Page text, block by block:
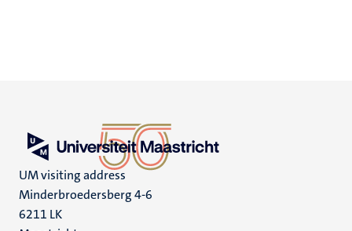
UM visiting address
Minderbroedersberg 4-6
6211 LK